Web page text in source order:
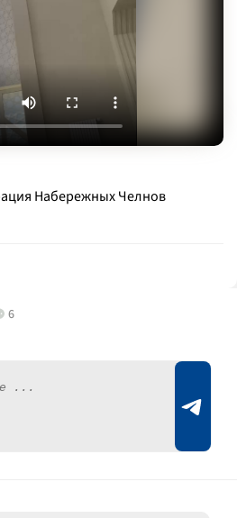
Набережных Челнов
6